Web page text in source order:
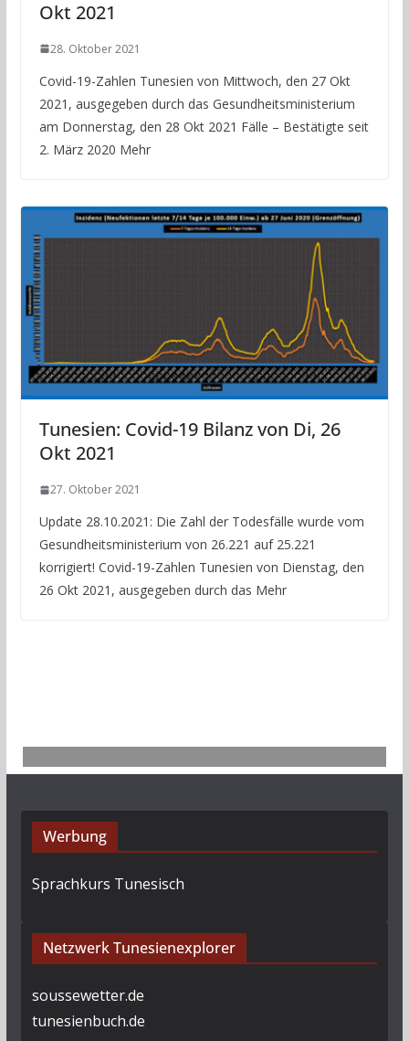
Okt 2021
28. Oktober 2021
Covid-19-Zahlen Tunesien von Mittwoch, den 27 Okt
2021, ausgegeben durch das Gesundheitsministerium
am Donnerstag, den 28 Okt 2021 Fälle – Bestätigte seit
2. März 2020 Mehr
Tunesien: Covid-19 Bilanz von Di, 26
Okt 2021
27. Oktober 2021
Update 28.10.2021: Die Zahl der Todesfälle wurde vom
Gesundheitsministerium von 26.221 auf 25.221
korrigiert! Covid-19-Zahlen Tunesien von Dienstag, den
26 Okt 2021, ausgegeben durch das Mehr
Werbung
Sprachkurs Tunesisch
Netzwerk Tunesienexplorer
soussewetter.de
tunesienbuch.de